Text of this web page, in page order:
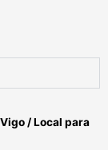
/ Local para